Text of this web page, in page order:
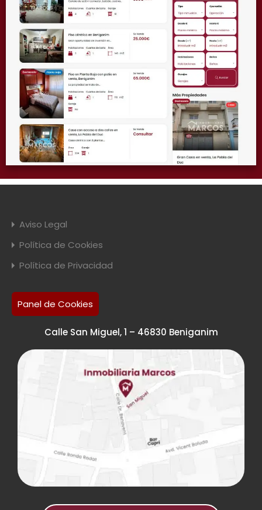
Aviso Legal
Política de Cookies
Política de Privacidad
Panel de Cookies
Calle San Miguel, 1 – 46830 Beniganim